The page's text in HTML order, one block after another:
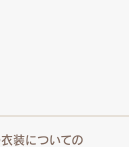
装についての